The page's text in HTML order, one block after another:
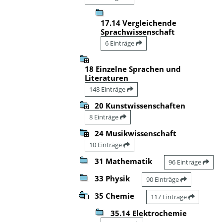
17.14 Vergleichende
Sprachwissenschaft
6 Einträge
18 Einzelne Sprachen und
Literaturen
148 Einträge
20 Kunstwissenschaften
8 Einträge
24 Musikwissenschaft
10 Einträge
31 Mathematik 96 Einträge
33 Physik 90 Einträge
35 Chemie 117 Einträge
35.14 Elektrochemie